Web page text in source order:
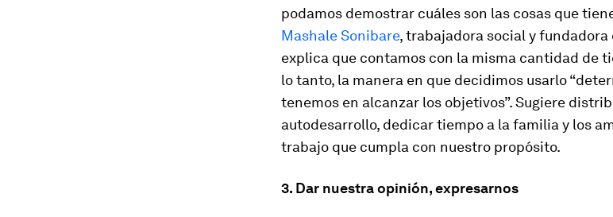
podamos demostrar cuáles son las cosas que
Mashale Sonibare, trabajadora social y fundadora
explica que contamos con la misma cantidad de
lo tanto, la manera en que decidimos usarlo
tenemos en alcanzar los objetivos”. Sugiere
autodesarrollo, dedicar tiempo a la familia y los
trabajo que cumpla con nuestro propósito.
3. Dar nuestra opinión, expresarnos